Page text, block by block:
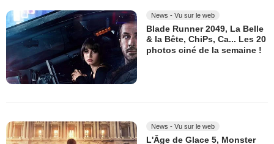
News - Vu sur le web
Blade Runner 2049, La Belle
& la Bête, ChiPs, Ca... Les 20
photos ciné de la semaine !
News - Vu sur le web
L'Âge de Glace 5, Monster